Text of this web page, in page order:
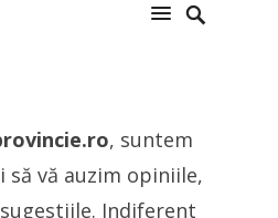
, suntem
să vă auzim opiniile,
Indiferent